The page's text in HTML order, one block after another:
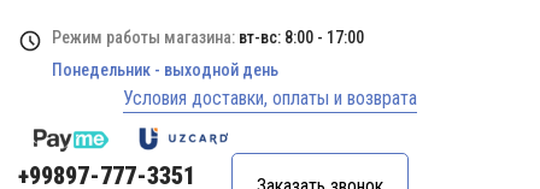
Режим работы магазина: вт-вс: 8:00 - 17:00
Понедельник - выходной день
Условия доставки, оплаты и возврата
+99897-777-3351